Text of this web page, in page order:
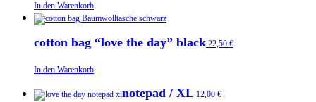
In den Warenkorb
cotton bag “love the day” black 22,50 €
In den Warenkorb
notepad / XL 12,00 €